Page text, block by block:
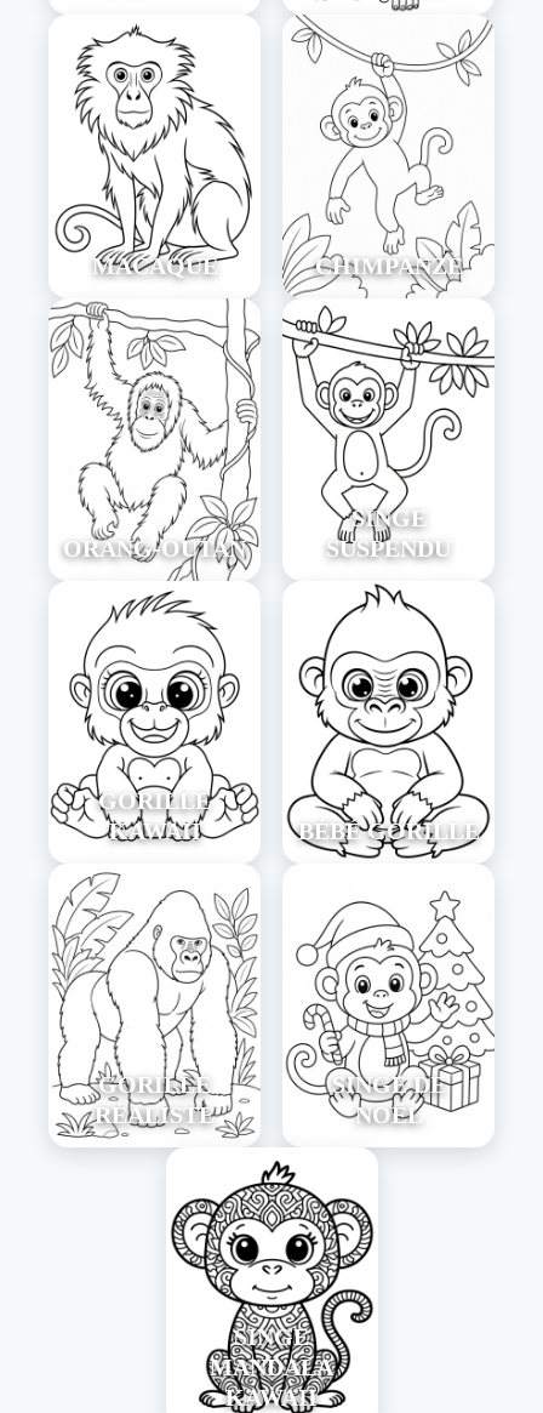
MACAQUE CHIMPANZÉ
ORANG-OUTAN
SINGE
SUSPENDU
GORILLE
KAWAII
BÉBÉ GORILLE
GORILLE
RÉALISTE
SINGE DE
NOËL
SINGE
MANDALA
KAWAII